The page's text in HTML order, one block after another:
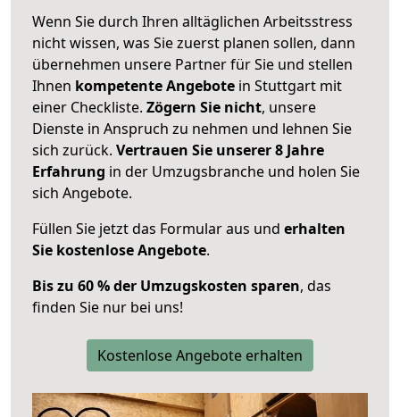
Wenn Sie durch Ihren alltäglichen Arbeitsstress
nicht wissen, was Sie zuerst planen sollen, dann
übernehmen unsere Partner für Sie und stellen
Ihnen kompetente Angebote in Stuttgart mit
einer Checkliste. Zögern Sie nicht, unsere
Dienste in Anspruch zu nehmen und lehnen Sie
sich zurück. Vertrauen Sie unserer 8 Jahre
Erfahrung in der Umzugsbranche und holen Sie
sich Angebote.
Füllen Sie jetzt das Formular aus und erhalten
Sie kostenlose Angebote.
Bis zu 60 % der Umzugskosten sparen, das
finden Sie nur bei uns!
Kostenlose Angebote erhalten